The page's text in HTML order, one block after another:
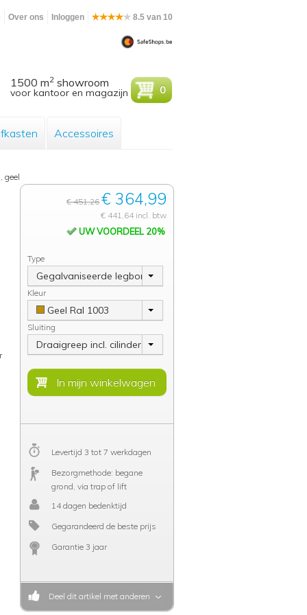
Over ons Inloggen 8.5 van 10
1500 m2 showroom
voor kantoor en magazijn 0
Accessoires
geel
€ 451,26 € 364,99
€ 441,64 incl. btw
UW VOORDEEL 20%
Type
Gegalvaniseerde legborden
Kleur
Geel Ral 1003
Sluiting
Draaigreep incl. cilinderslot
Levertijd 3 tot 7 werkdagen
Bezorgmethode: begane
grond, via trap of lift
14 dagen bedenktijd
Gegarandeerd de beste prijs
Garantie 3 jaar
Deel dit artikel met anderen